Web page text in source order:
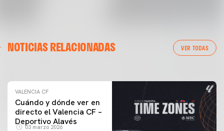
NOTICIAS RELACIONADAS VER TODAS
ENTRENAMIENTO DEL VALENCIA CF 04/03/26
VALENCIA CF
Cuándo y dónde ver en
directo el Valencia CF –
Deportivo Alavés
03 marzo 2026